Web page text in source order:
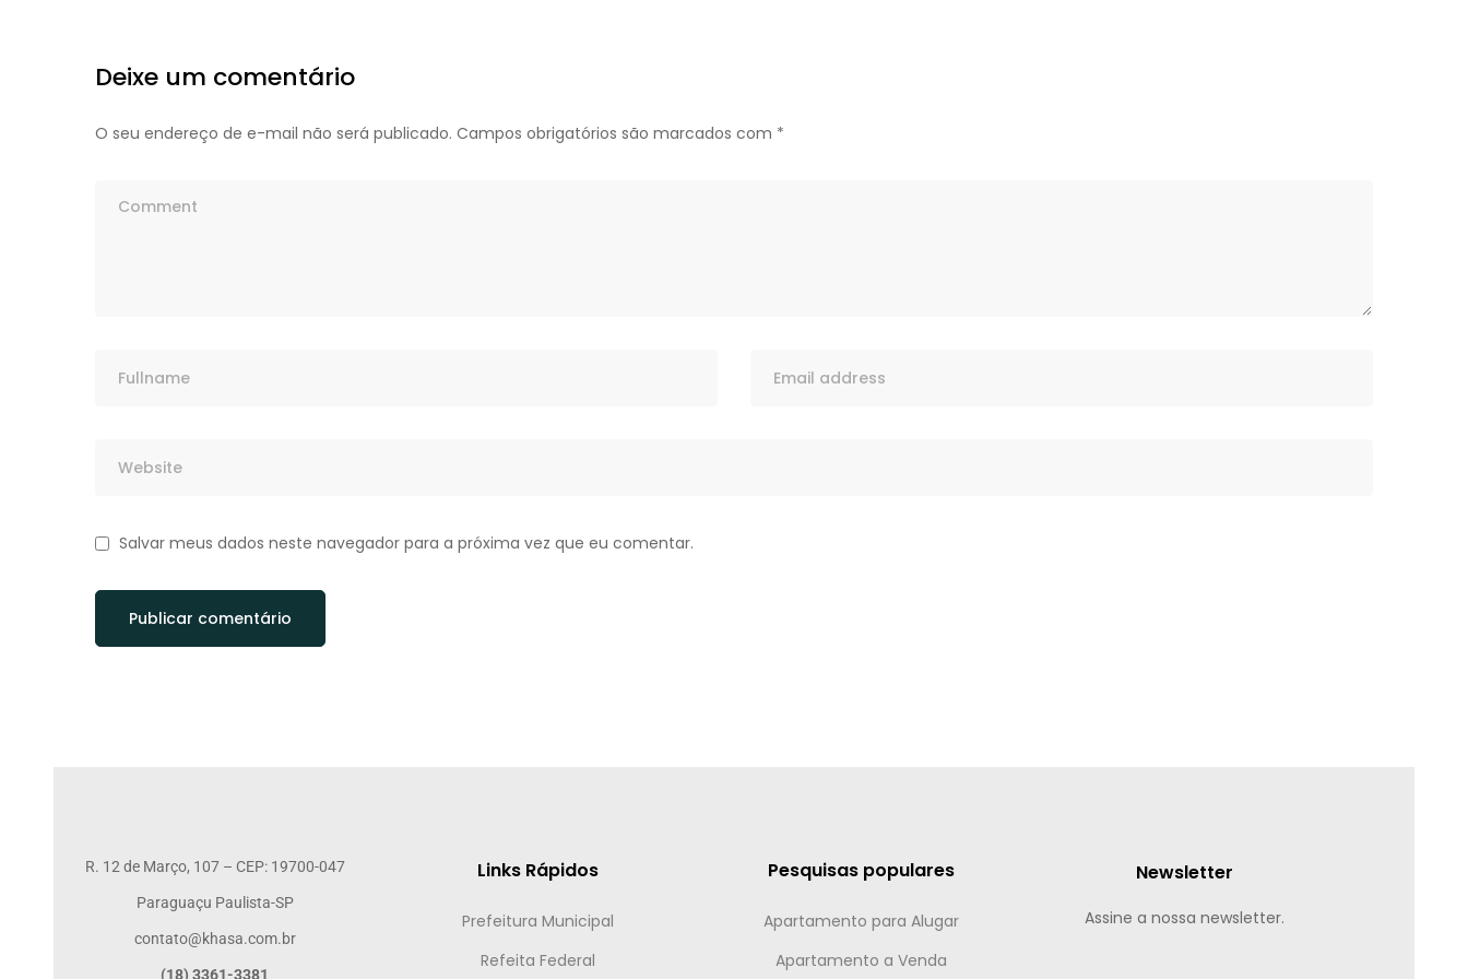
Deixe um comentário
O seu endereço de e-mail não será publicado. Campos obrigatórios são marcados com *
Salvar meus dados neste navegador para a próxima vez que eu comentar.
R. 12 de Março, 107 – CEP: 19700-047
Paraguaçu Paulista-SP
contato@khasa.com.br
(18) 3361-3381
Links Rápidos
Prefeitura Municipal
Refeita Federal
Pesquisas populares
Apartamento para Alugar
Apartamento a Venda
Newsletter
Assine a nossa newsletter.